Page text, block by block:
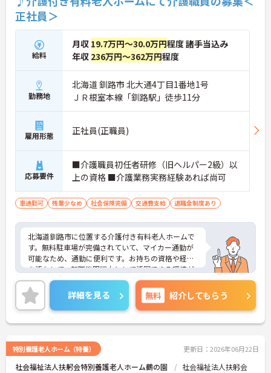
正社員＞
給料
月収 19.7万円～30.0万円程度 諸手当込み
年収 236万円～362万円程度
勤務地
北海道 釧路市 北大通4丁目1番地1号
ＪＲ根室本線「釧路駅」徒歩11分
雇用形態 正社員(正職員)
応募要件
■介護職員初任者研修（旧ヘルパー2級）以
上の資格 ■介護業務実務経験あれば尚可
車通勤可 残業少なめ 社会保険完備 交通費支給 退職金制度あり
北海道釧路市に位置する介護付き有料老人ホームで
す。無料駐車場が完備されていて、マイカー通勤が
可能なため、通勤に便利です。お持ちの資格や経験
を活かして、転職後即戦力として活躍できる環境が
あります。ご興味をお持ちの方はお気軽にお問い合
わせください。詳細を見る 無料 紹介してもらう
特別養護老人ホーム（特養） 更新日：2026年06月22日
社会福祉法人扶躬会特別養護老人ホーム鶴の園 社会福祉法人扶躬会